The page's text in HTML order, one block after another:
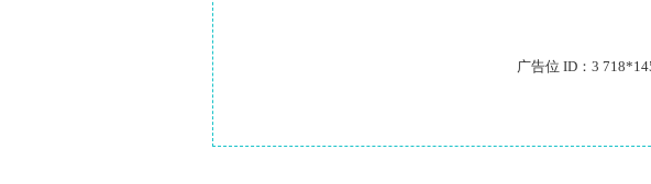
广告位 ID：3